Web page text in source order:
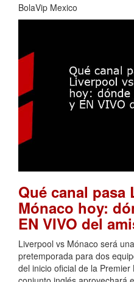
BolaVip Mexico
Qué canal
Mónaco hoy:
EN VIVO del
Liverpool vs Mónaco será
pretemporada para dos
del inicio oficial de la